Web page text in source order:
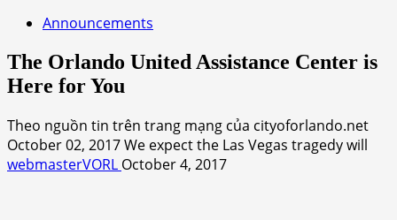
Announcements
The Orlando United Assistance Center is
Here for You
Theo nguồn tin trên trang mạng của cityoforlando.net
October 02, 2017 We expect the Las Vegas tragedy will
webmasterVORL October 4, 2017